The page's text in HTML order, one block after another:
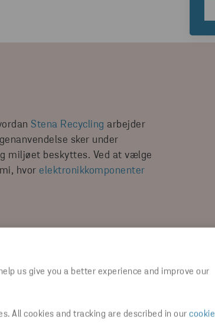
us give you a better experience and improve our
All cookies and tracking are described in our cookie
Stena Recycling arbejder
sker under
miljøet beskyttes. Ved at vælge
hvor elektronikkomponenter
Vi